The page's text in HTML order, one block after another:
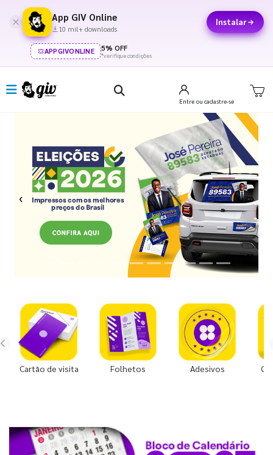
App GIV Online
10 mil+ downloads
Instalar
APPGIVONLINE 5% OFF
*verifique condições
Entre ou cadastre-se
Previous Next
Cartão de visita Folhetos Adesivos